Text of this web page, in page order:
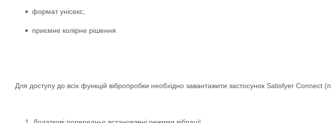
формат унісекс;
приємне колірне рішення.
Для доступу до всіх функцій вібропробки необхідно завантажити застосунок Satisfyer